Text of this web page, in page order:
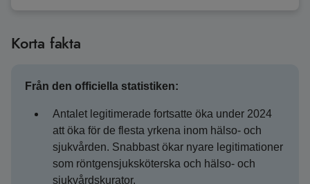
Korta fakta
Från den officiella statistiken:
Antalet legitimerade fortsatte öka under 2024
att öka för de flesta yrkena inom hälso- och
sjukvården. Snabbast ökar nyare legitimationer
som röntgensjuksköterska och hälso- och
sjukvårdskurator.